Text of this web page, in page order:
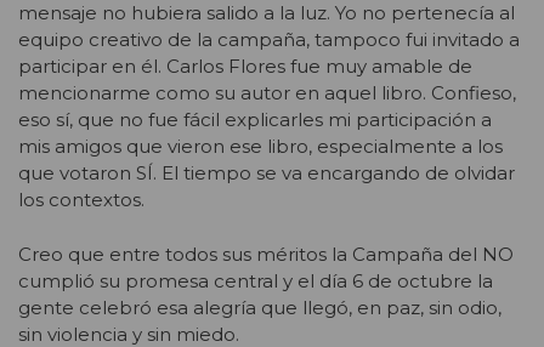
mensaje no hubiera salido a la luz. Yo no pertenecía al
equipo creativo de la campaña, tampoco fui invitado a
participar en él. Carlos Flores fue muy amable de
mencionarme como su autor en aquel libro. Confieso,
eso sí, que no fue fácil explicarles mi participación a
mis amigos que vieron ese libro, especialmente a los
que votaron SÍ. El tiempo se va encargando de olvidar
los contextos.
Creo que entre todos sus méritos la Campaña del NO
cumplió su promesa central y el día 6 de octubre la
gente celebró esa alegría que llegó, en paz, sin odio,
sin violencia y sin miedo.